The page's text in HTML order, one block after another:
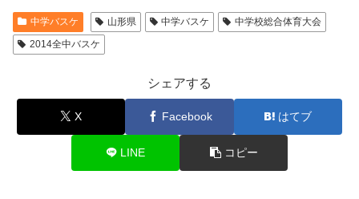
中学バスケ 山形県 中学バスケ
中学校総合体育大会
2014全中バスケ
シェアする
X Facebook はてブ
LINE コピー